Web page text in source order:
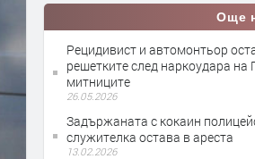
Още
Рецидивист и автомонтьор
решетките след наркоудара
митниците
26.05.2026
Задържаната с кокаин
служителка остава в ареста
13.02.2026